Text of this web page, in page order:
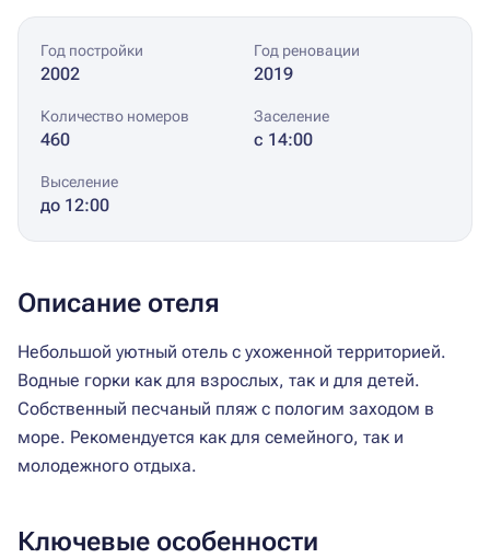
Год постройки
2002
Год реновации
2019
Количество номеров
460
Заселение
с 14:00
Выселение
до 12:00
Описание отеля
Небольшой уютный отель с ухоженной территорией.
Водные горки как для взрослых, так и для детей.
Собственный песчаный пляж с пологим заходом в
море. Рекомендуется как для семейного, так и
молодежного отдыха.
Ключевые особенности